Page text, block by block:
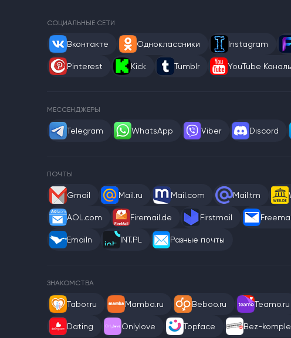
СОЦИАЛЬНЫЕ СЕТИ
Вконтакте Одноклассники Instagram
Pinterest Kick Tumblr YouTube
МЕССЕНДЖЕРЫ
Telegram WhatsApp Viber Discord
ПОЧТЫ
Gmail Mail.ru Mail.com Mail.tm
AOL.com Firemail.de Firstmail
Emailn INT.PL Разные почты
ЗНАКОМСТВА
Tabor.ru Mamba.ru Beboo.ru Teamo.ru
Dating Onlylove Topface Bez-